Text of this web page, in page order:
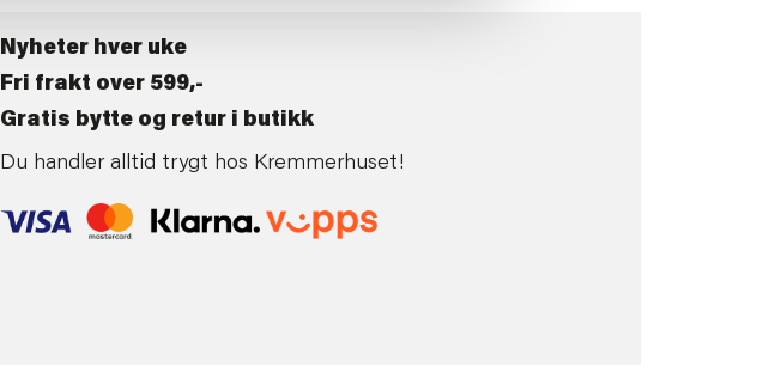
Nyheter hver uke
Fri frakt over 599,-
Gratis bytte og retur i butikk
Du handler alltid trygt hos Kremmerhuset!